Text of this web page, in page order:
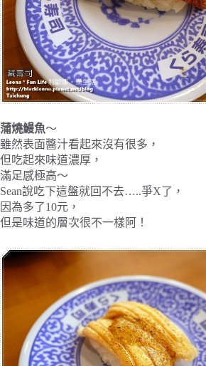
蒲燒鰻魚～
雖然表面醬汁看起來沒有很多，
但吃起來味道濃厚，
滿足感極高～
Sean說吃下這盤就回不去…..爭X了，
因為多了10元，
但是味道的層次很不一樣阿！